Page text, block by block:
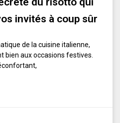
invités à coup sûr
de la cuisine italienne,
bien aux occasions festives.